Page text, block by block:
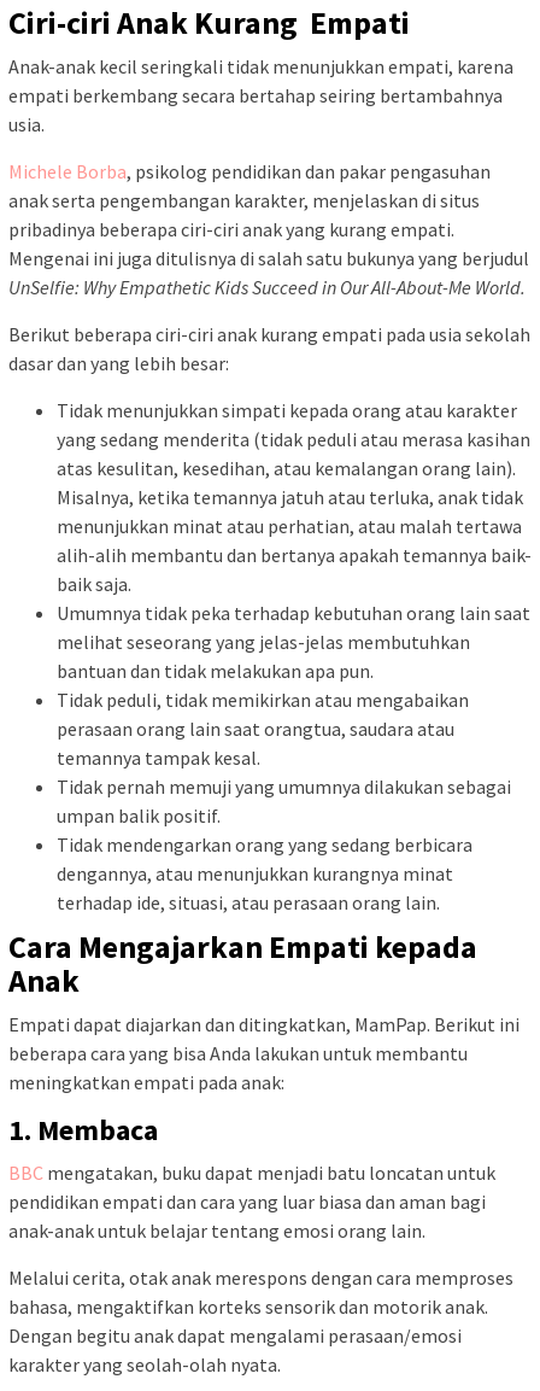
Ciri-ciri Anak Kurang Empati
Anak-anak kecil seringkali tidak menunjukkan empati, karena
empati berkembang secara bertahap seiring bertambahnya
usia.
Michele Borba, psikolog pendidikan dan pakar pengasuhan
anak serta pengembangan karakter, menjelaskan di situs
pribadinya beberapa ciri-ciri anak yang kurang empati.
Mengenai ini juga ditulisnya di salah satu bukunya yang berjudul
UnSelfie: Why Empathetic Kids Succeed in Our All-About-Me World.
Berikut beberapa ciri-ciri anak kurang empati pada usia sekolah
dasar dan yang lebih besar:
Tidak menunjukkan simpati kepada orang atau karakter
yang sedang menderita (tidak peduli atau merasa kasihan
atas kesulitan, kesedihan, atau kemalangan orang lain).
Misalnya, ketika temannya jatuh atau terluka, anak tidak
menunjukkan minat atau perhatian, atau malah tertawa
alih-alih membantu dan bertanya apakah temannya baik-
baik saja.
Umumnya tidak peka terhadap kebutuhan orang lain saat
melihat seseorang yang jelas-jelas membutuhkan
bantuan dan tidak melakukan apa pun.
Tidak peduli, tidak memikirkan atau mengabaikan
perasaan orang lain saat orangtua, saudara atau
temannya tampak kesal.
Tidak pernah memuji yang umumnya dilakukan sebagai
umpan balik positif.
Tidak mendengarkan orang yang sedang berbicara
dengannya, atau menunjukkan kurangnya minat
terhadap ide, situasi, atau perasaan orang lain.
Cara Mengajarkan Empati kepada
Anak
Empati dapat diajarkan dan ditingkatkan, MamPap. Berikut ini
beberapa cara yang bisa Anda lakukan untuk membantu
meningkatkan empati pada anak:
1. Membaca
BBC mengatakan, buku dapat menjadi batu loncatan untuk
pendidikan empati dan cara yang luar biasa dan aman bagi
anak-anak untuk belajar tentang emosi orang lain.
Melalui cerita, otak anak merespons dengan cara memproses
bahasa, mengaktifkan korteks sensorik dan motorik anak.
Dengan begitu anak dapat mengalami perasaan/emosi
karakter yang seolah-olah nyata.